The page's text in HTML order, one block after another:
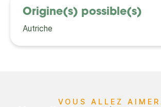
Origine(s) possible(s)
Autriche
VOUS ALLEZ